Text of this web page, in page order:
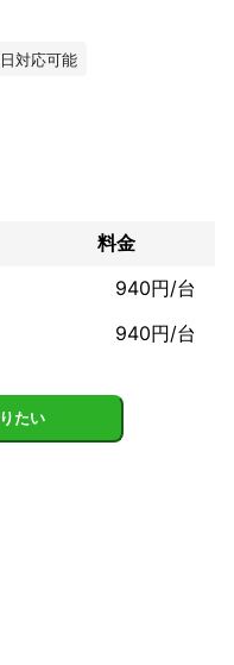
、女性のお客様にはご好
対応可！
いただきます。)
法をお伝え下さい。)
！
カーで検査してから乗車
のアルコール消毒は頻繁
対応可能
料金
940円/台
940円/台
たい